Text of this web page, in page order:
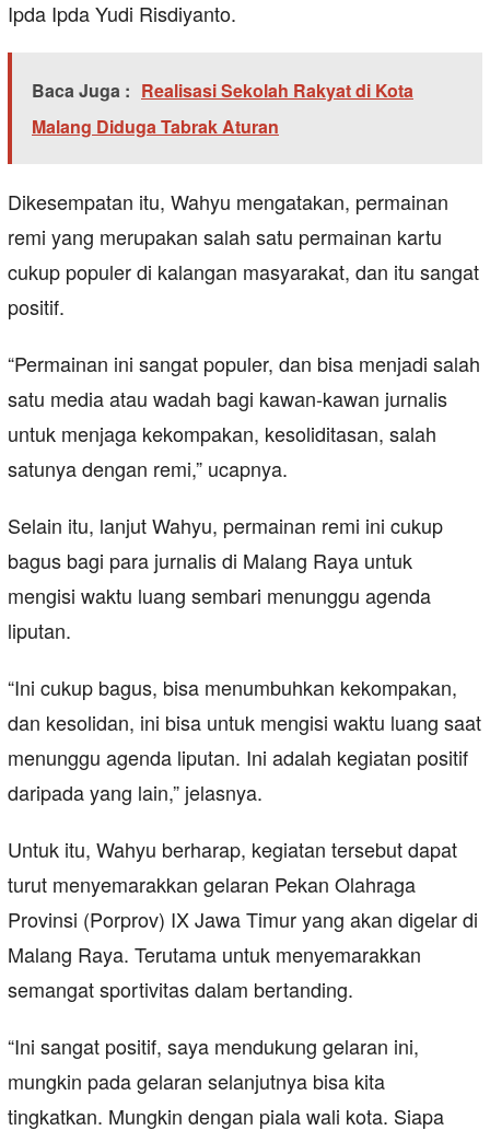
Ipda Ipda Yudi Risdiyanto.
Baca Juga : Realisasi Sekolah Rakyat di Kota
Malang Diduga Tabrak Aturan
Dikesempatan itu, Wahyu mengatakan, permainan
remi yang merupakan salah satu permainan kartu
cukup populer di kalangan masyarakat, dan itu sangat
positif.
“Permainan ini sangat populer, dan bisa menjadi salah
satu media atau wadah bagi kawan-kawan jurnalis
untuk menjaga kekompakan, kesoliditasan, salah
satunya dengan remi,” ucapnya.
Selain itu, lanjut Wahyu, permainan remi ini cukup
bagus bagi para jurnalis di Malang Raya untuk
mengisi waktu luang sembari menunggu agenda
liputan.
“Ini cukup bagus, bisa menumbuhkan kekompakan,
dan kesolidan, ini bisa untuk mengisi waktu luang saat
menunggu agenda liputan. Ini adalah kegiatan positif
daripada yang lain,” jelasnya.
Untuk itu, Wahyu berharap, kegiatan tersebut dapat
turut menyemarakkan gelaran Pekan Olahraga
Provinsi (Porprov) IX Jawa Timur yang akan digelar di
Malang Raya. Terutama untuk menyemarakkan
semangat sportivitas dalam bertanding.
“Ini sangat positif, saya mendukung gelaran ini,
mungkin pada gelaran selanjutnya bisa kita
tingkatkan. Mungkin dengan piala wali kota. Siapa